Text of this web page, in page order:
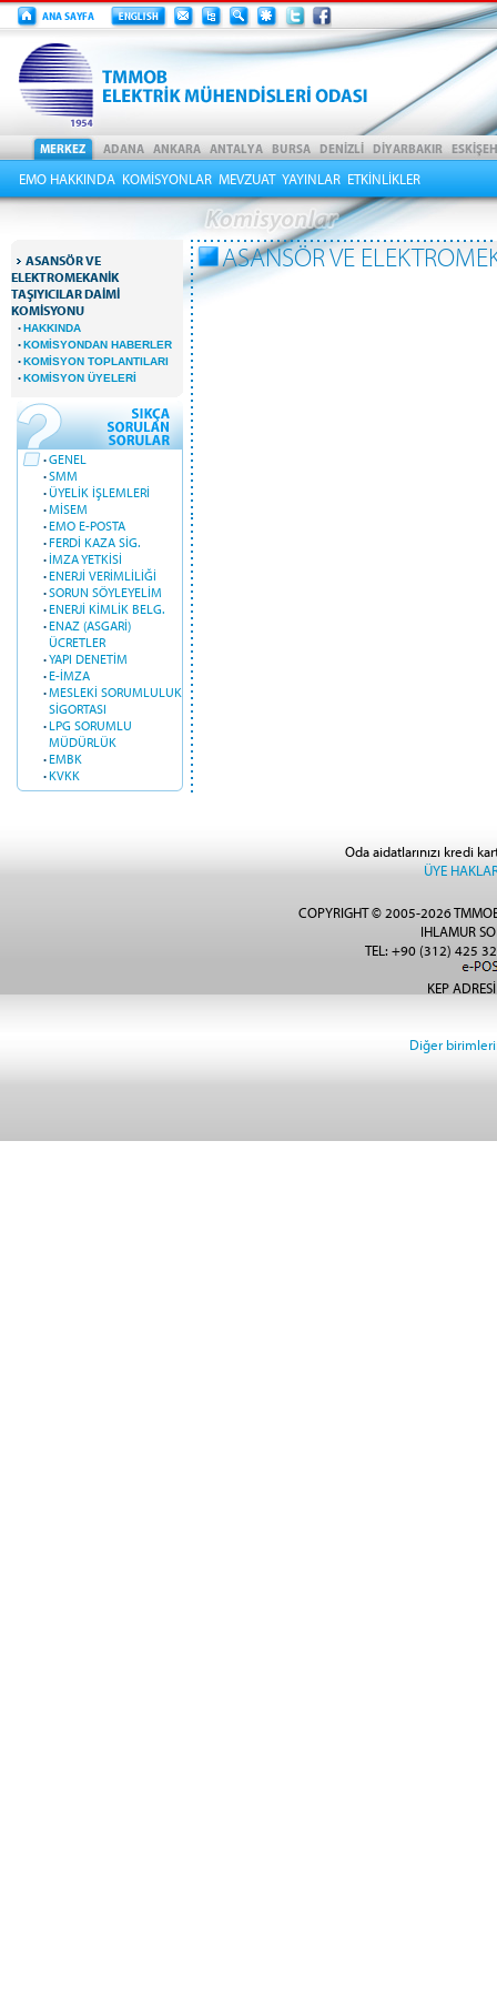
EMO HAKKINDA KOMİSYONLAR MEVZUAT YAYINLAR ETKİNLİKLER
ASANSÖR VE
ELEKTROMEKANİK
TAŞIYICILAR DAİMİ
KOMİSYONU
·HAKKINDA
·KOMİSYONDAN HABERLER
·KOMİSYON TOPLANTILARI
·KOMİSYON ÜYELERİ
·GENEL
·SMM
·ÜYELİK İŞLEMLERİ
·MİSEM
·EMO E-POSTA
·FERDİ KAZA SİG.
·İMZA YETKİSİ
·ENERJİ VERİMLİLİĞİ
·SORUN SÖYLEYELİM
·ENERJİ KİMLİK BELG.
·ENAZ (ASGARİ)
ÜCRETLER
·YAPI DENETİM
·E-İMZA
·MESLEKİ SORUMLULUK
SİGORTASI
·LPG SORUMLU
MÜDÜRLÜK
·EMBK
·KVKK
ASANSÖR VE
Oda aidatlarınızı kredi
ÜYE
COPYRIGHT © 2005-2026
IHLAMUR
TEL: +90 (312) 425
KEP
Diğer